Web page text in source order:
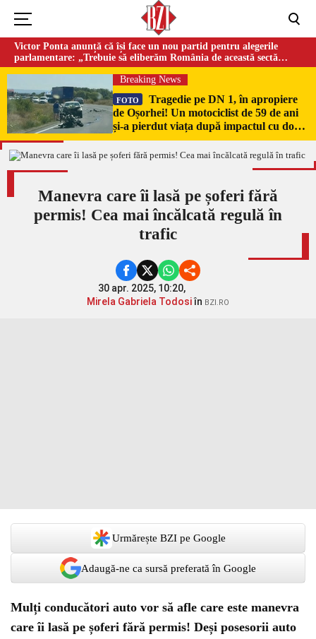
Victor Ponta anunță că își face un nou partid pentru alegerile
parlamentare: „Trebuie să eliberăm România de această sectă
globalistă”
Breaking News
FOTO
Tragedie pe DN 1, în apropiere
de Oșorhei! Un motociclist de 59 de ani
și-a pierdut viața după impactul cu două
mașini!
Manevra care îi lasă pe șoferi fără
permis! Cea mai încălcată regulă în
trafic
30 apr. 2025, 10:20,
Mirela Gabriela Todosiîn BZI.RO
Urmărește BZI pe Google
Adaugă-ne ca sursă preferată în Google
Mulți conducători auto vor să afle care este manevra
care îi lasă pe șoferi fără permis! Deși posesorii auto